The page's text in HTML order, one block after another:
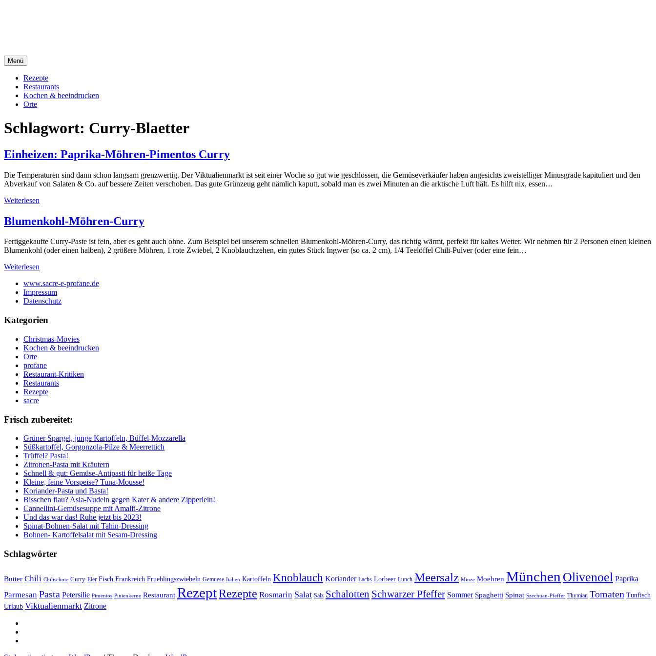
Menü
Rezepte
Restaurants
Kochen & beeindrucken
Orte
Schlagwort: Curry-Blaetter
Einheizen: Paprika-Möhren-Pimentos Curry
Die Temperaturen sind dann schon langsam grenzwertig. Der Viktualienmarkt ist seit einer Woche so gut wie geschlossen, die Gemüseverkäufer haben angesichts zweistelliger Minusgrade kapituliert und den
Abverkauf von Salaten & Co. auf bessere Zeiten verschoben. Das gute Grünzeug geht nämlich kaputt, sobald man es zwei Minuten an die arktische Luft hält. Es hilft nix, essen…
Weiterlesen
Blumenkohl-Möhren-Curry
Fertiggekaufte Curry-Paste ist fein, aber es geht auch ohne. Zum Beispiel bei unserem schnellen Blumenkohl-Möhren-Curry, das richtig wärmt, perfekt für kaltes Wetter. Wir nehmen für 2 Personen einen kleinen
Blumenkohl (oder einen halben), 2 größere Möhren, 1 rote Zwiebel, 2 Knoblauchzehen, ein gutes Stück Ingwer (so ca. 2 cm), 1/4 Teelöffel Chili-Pulver (oder eine fein…
Weiterlesen
www.sacre-e-profane.de
Impressum
Datenschutz
Kategorien
Christmas-Movies
Kochen & beeindrucken
Orte
profane
Restaurant-Kritiken
Restaurants
Rezepte
sacre
Frisch zubereitet:
Grüner Spargel, junge Kartoffeln, Büffel-Mozzarella
Süßkartoffel, Gorgonzola-Pilze & Meerrettich
Trüffel? Pasta!
Zitronen-Pasta mit Kräutern
Schnell & gut: Gemüse-Antipasti für heiße Tage
Kleine, feine Vorspeise? Tuna-Mousse!
Koriander-Pasta und Basta!
Bisschen flau? Asia-Nudeln gegen Kater & andere Zipperlein!
Cannellini-Gemüsesuppe mit Amalfi-Zitrone
Und das war das! Ruhe jetzt bis 2023!
Spinat-Bohnen-Salat mit Tahin-Dressing
Bohnen- Kartoffelsalat mit Sesam-Dressing
Schlagwörter
Butter Chili Chilischote Curry Eier Fisch Frankreich Fruehlingszwiebeln Gemuese Italien Kartoffeln Knoblauch Koriander Lachs Lorbeer Lunch Meersalz Minze Moehren München Olivenoel Paprika
Parmesan Pasta Petersilie Pimentos Pinienkerne Restaurant RezeptRezepte Rosmarin Salat Salz Schalotten Schwarzer Pfeffer Sommer Spaghetti Spinat Szechuan-Pfeffer Thymian Tomaten Tunfisch
Urlaub Viktualienmarkt Zitrone